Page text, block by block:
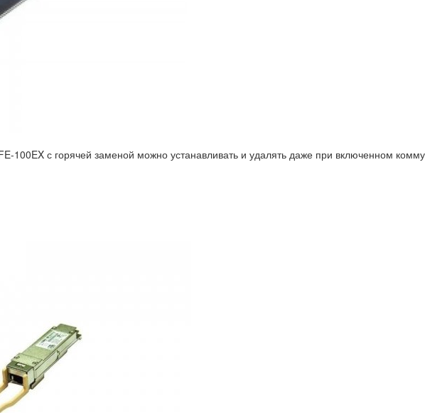
100EX с горячей заменой можно устанавливать и удалять даже при включенном